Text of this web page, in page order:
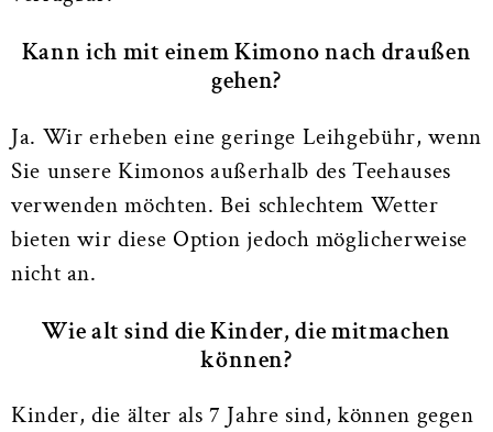
Kann ich mit einem Kimono nach draußen
gehen?
Ja. Wir erheben eine geringe Leihgebühr, wenn
Sie unsere Kimonos außerhalb des Teehauses
verwenden möchten. Bei schlechtem Wetter
bieten wir diese Option jedoch möglicherweise
nicht an.
Wie alt sind die Kinder, die mitmachen
können?
Kinder, die älter als 7 Jahre sind, können gegen